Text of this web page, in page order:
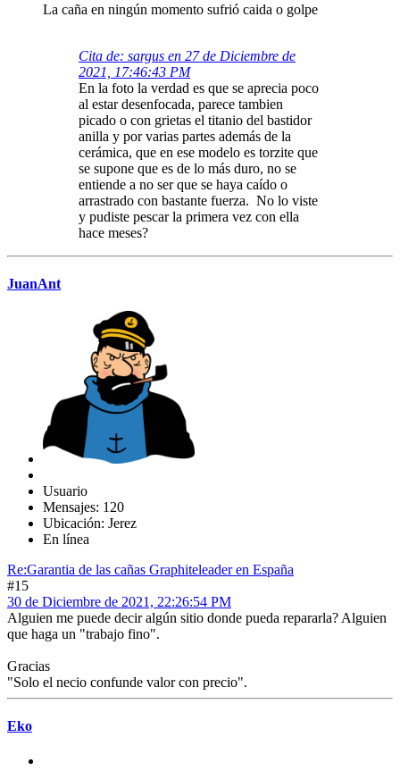
La caña en ningún momento sufrió caida o golpe
Cita de: sargus en 27 de Diciembre de
2021, 17:46:43 PM
En la foto la verdad es que se aprecia poco
al estar desenfocada, parece tambien
picado o con grietas el titanio del bastidor
anilla y por varias partes además de la
cerámica, que en ese modelo es torzite que
se supone que es de lo más duro, no se
entiende a no ser que se haya caído o
arrastrado con bastante fuerza. No lo viste
y pudiste pescar la primera vez con ella
hace meses?
JuanAnt
Usuario
Mensajes: 120
Ubicación: Jerez
En línea
Re:Garantia de las cañas Graphiteleader en España
#15
30 de Diciembre de 2021, 22:26:54 PM
Alguien me puede decir algún sitio donde pueda repararla? Alguien
que haga un "trabajo fino".
Gracias
"Solo el necio confunde valor con precio".
Eko